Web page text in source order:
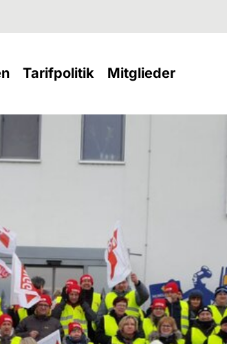
(current)
Tarifpolitik (current)
Mitglieder(current)